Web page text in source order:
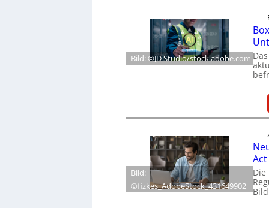
Bild: ©JD Studio/stock.adobe.com
Bild:
©fizkes_AdobeStock_431649902
Act
Die